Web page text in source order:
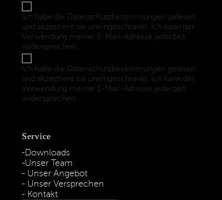
Ich habe die Datenschutzbestimmungen gelesen
und akzeptiere sie uneingeschränkt. Ich kann der
Verwendung meiner E-Mail-Adresse jederzeit
widersprechen.
Ich habe die Datenschutzbestimmungen gelesen
und akzeptiere sie uneingeschränkt. Ich kann der
Verwendung meiner E-Mail-Adresse jederzeit
widersprechen.
Service
Downloads
Unser Team
Unser Angebot
Unser Versprechen
Kontakt